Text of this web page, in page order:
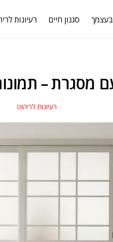
רעיונות סגנון חיים
מסגרת –
רעיונות לריהוט